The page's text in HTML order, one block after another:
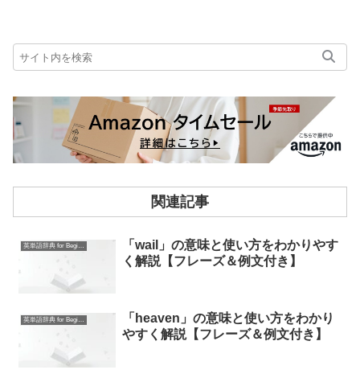
関連記事
英単語辞典 for Beginners
「wail」の意味と使い方をわかりやす
く解説【フレーズ＆例文付き】
英単語辞典 for Beginners
「heaven」の意味と使い方をわかり
やすく解説【フレーズ＆例文付き】